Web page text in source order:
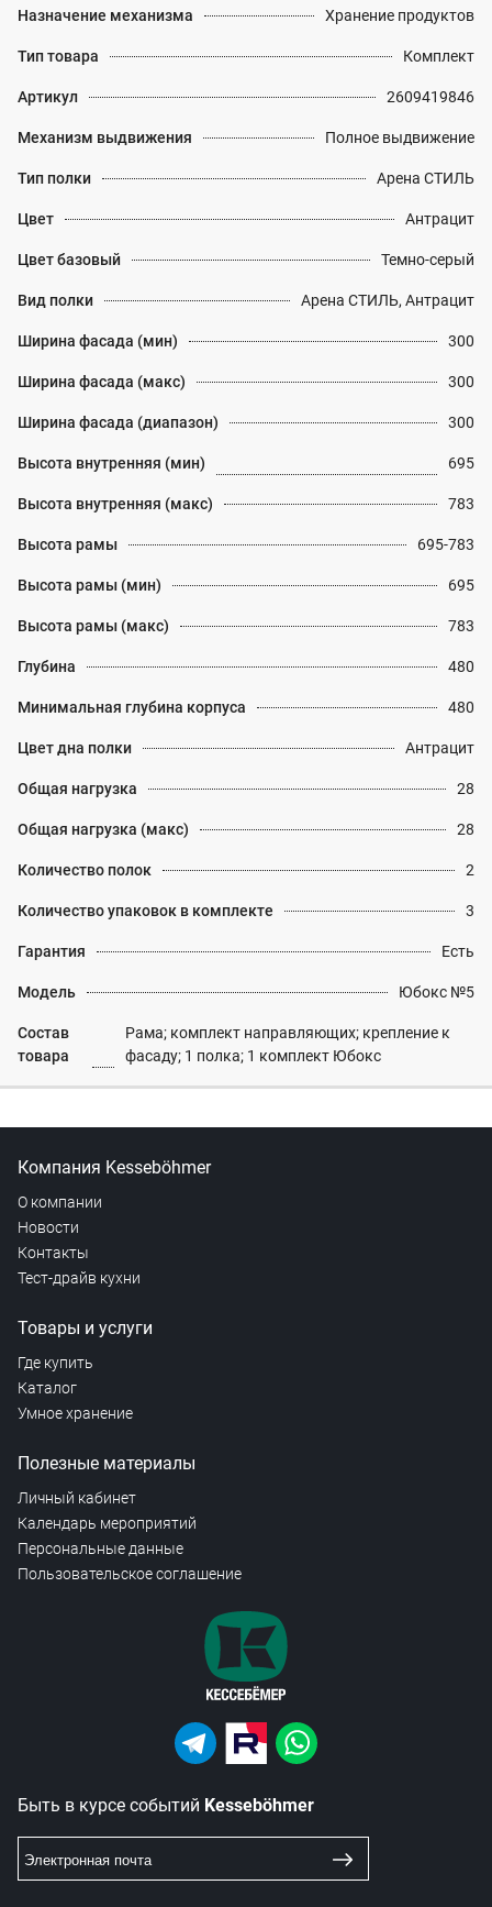
Назначение механизма Хранение продуктов
Тип товара Комплект
Артикул 2609419846
Механизм выдвижения Полное выдвижение
Тип полки Арена СТИЛЬ
Цвет Антрацит
Цвет базовый Темно-серый
Вид полки Арена СТИЛЬ, Антрацит
Ширина фасада (мин) 300
Ширина фасада (макс) 300
Ширина фасада (диапазон) 300
Высота внутренняя (мин) 695
Высота внутренняя (макс) 783
Высота рамы 695-783
Высота рамы (мин) 695
Высота рамы (макс) 783
Глубина 480
Минимальная глубина корпуса 480
Цвет дна полки Антрацит
Общая нагрузка 28
Общая нагрузка (макс) 28
Количество полок 2
Количество упаковок в комплекте 3
Гарантия Есть
Модель Юбокс №5
Состав
товара
Рама; комплект направляющих; крепление к
фасаду; 1 полка; 1 комплект Юбокс
Компания Kesseböhmer
О компании
Новости
Контакты
Тест-драйв кухни
Товары и услуги
Где купить
Каталог
Умное хранение
Полезные материалы
Личный кабинет
Календарь мероприятий
Персональные данные
Пользовательское соглашение
Быть в курсе событий Kesseböhmer